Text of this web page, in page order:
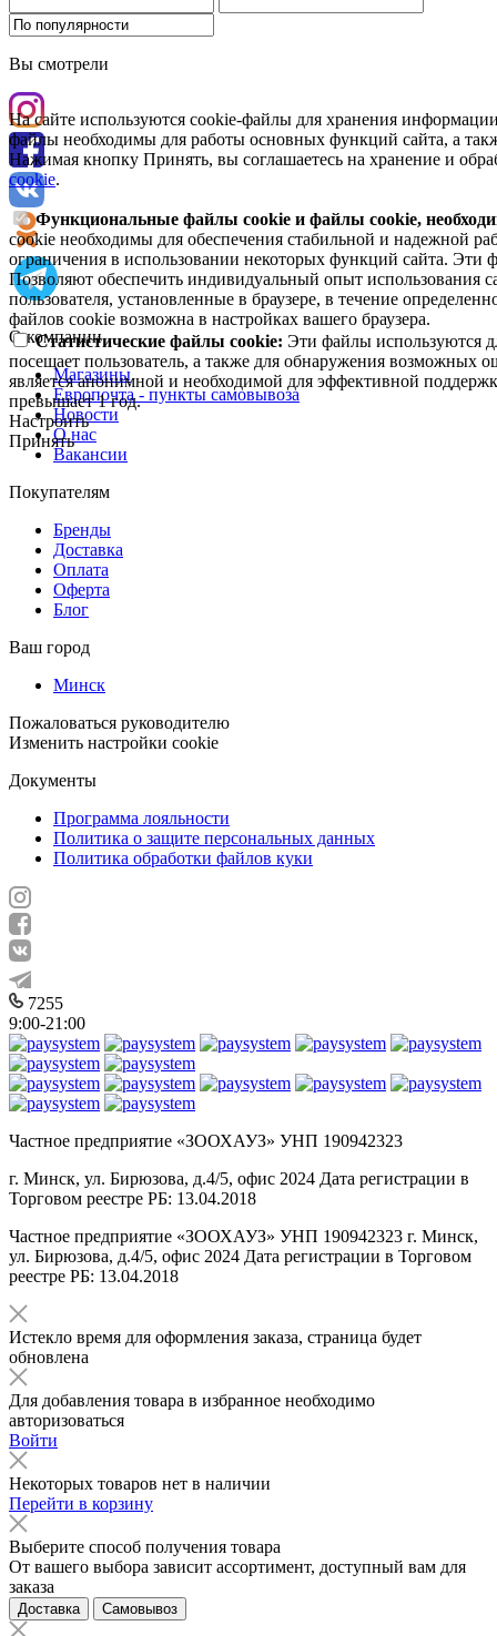
Вы смотрели
На сайте используются cookie-файлы для хранения
файлы необходимы для работы основных функций сайта, а
Нажимая кнопку Принять, вы соглашаетесь на хранение и
cookie.
Функциональные файлы cookie и файлы cookie,
cookie необходимы для обеспечения стабильной и надежной
ограничения в использовании некоторых функций сайта. Эти
Позволяют обеспечить индивидуальный опыт использования
пользователя, установленные в браузере, в течение
файлов cookie возможна в настройках вашего браузера.
Статистические файлы cookie: Эти файлы используются
посещает пользователь, а также для обнаружения возможных
является анонимной и необходимой для эффективной
превышает 1 год.
Настроить
Принять
О компании
Магазины
Европочта - пункты самовывоза
Новости
О нас
Вакансии
Покупателям
Бренды
Доставка
Оплата
Оферта
Блог
Ваш город
Минск
Пожаловаться руководителю
Изменить настройки cookie
Документы
Программа лояльности
Политика о защите персональных данных
Политика обработки файлов куки
7255
9:00-21:00
Частное предприятие «ЗООХАУЗ» УНП 190942323
г. Минск, ул. Бирюзова, д.4/5, офис 2024 Дата регистрации в
Торговом реестре РБ: 13.04.2018
Частное предприятие «ЗООХАУЗ» УНП 190942323 г. Минск,
ул. Бирюзова, д.4/5, офис 2024 Дата регистрации в Торговом
реестре РБ: 13.04.2018
Истекло время для оформления заказа, страница будет
обновлена
Для добавления товара в избранное необходимо
авторизоваться
Войти
Некоторых товаров нет в наличии
Перейти в корзину
Выберите способ получения товара
От вашего выбора зависит ассортимент, доступный вам для
заказа
Доставка Самовывоз